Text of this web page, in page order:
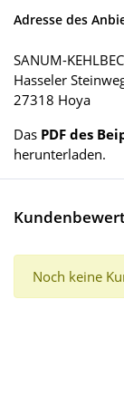
Adresse des
SANUM-
Hasseler
27318 Hoya
Das PDF des
herunterladen.
Noch keine